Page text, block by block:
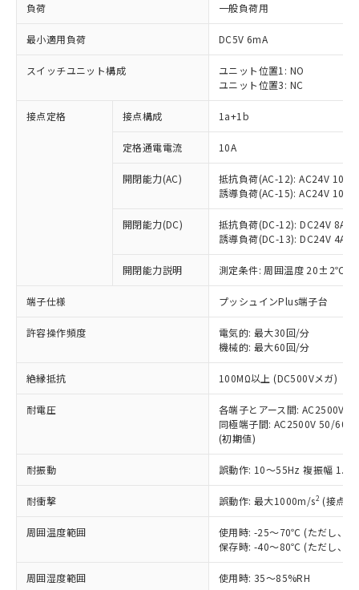
負荷 一般負荷用
最小適用負荷 DC5V 6mA
スイッチユニット構成
ユニット位置1: NO
ユニット位置3: NC
接点定格 接点構成 1a+1b
定格通電電流 10A
開閉能力(AC)
抵抗負荷(AC-12): AC24V 10A/
誘導負荷(AC-15): AC24V
開閉能力(DC)
抵抗負荷(DC-12): DC24V 8A/
誘導負荷(DC-13): DC24V 4A/
開閉能力説明 測定条件: 周囲温度 20±2℃、
端子仕様 プッシュインPlus端子台
許容操作頻度
電気的: 最大30回/分
機械的: 最大60回/分
絶縁抵抗 100MΩ以上 (DC500Vメガ)
耐電圧
各端子とアース間: AC2500V
同極端子間: AC2500V 50/
(初期値)
耐振動 誤動作: 10～55Hz 複振幅
耐衝撃 誤動作: 最大1000m/s2 (接点
周囲温度範囲
使用時: -25～70℃ (ただし、氷
保存時: -40～80℃ (ただし、氷
周囲湿度範囲 使用時: 35～85%RH
ご利用条件
以下の条件をお読みいただき、同意のうえ
本サービスは、当社制御機器事業取扱
商品の当社在庫状況および標準価格
(税抜)を提供させていただくもので
当社制御機器事業取扱商品の中には、
ことをご了承ください。
在庫状況および標準価格照会結果は、
記載している更新日時点での社内デー
タに基づき作成されるものであり、閲
覧された時点での実際の在庫および標
準価格とは異なる場合があることをご
対応済み：EU RoHS指令（10物質）の
非含有に対応した製品が提供可能な商品で
対応予定：EU RoHS指令（10物質）の非含
有に対応した製品に切り替える予定のある
対応予定なし：EU RoHS指令（10物質）の
非含有に非対応の商品で、対応品を出す予
定はありません。
調査・確認中：EU RoHS指令（10物質）の
非含有の対応状況を調査中または確認中の
非該当品：ライセンス料など無形物で、有
害物質有無と関係のない商品です。
仕入先様の事情により、非含有部品として
いたものが、含有品と判明した場合などや
むを得ず変更することがあります。
*EU RoHS指令（10物質）：
鉛(Pb) 1000ppm以下、 水銀(Hg) 1000ppm以下、 カド
六価クロム(Cr(Ⅵ)) 1000ppm以下、ポリ臭化ビフェニル
「○」：最大均質材料含有率が中国RoHSの
基準値以下であることを示します。
「×」：最大均質材料含有率が中国RoHSの
基準値を超えていることを示します。
「－」：未確認です。当社販売部門へお問
*中国RoHS10物質の基準値 (GB/T26572)：
Pb(鉛) :1000ppm、 Hg(水銀) : 1000ppm、 Cd(カドミウ
ム) : 100ppm、
当社は、これら貴社製品のうち、外国
為替および外国貿易法に定める商品
（以下｢規制貨物等」という）を輸出
または国外への提供する場合は、日本
国政府の輸出許可(または役務取引許
可)を取得するなどの必要な手続きを